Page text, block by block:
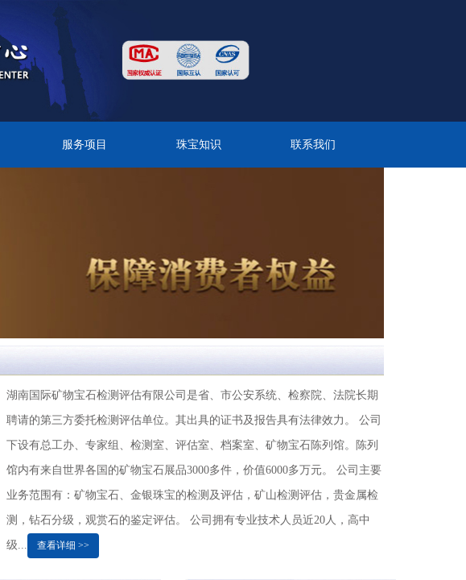
服务项目 珠宝知识 联系我们
湖南国际矿物宝石检测评估有限公司是省、市公安系统、检察院、法院长期
聘请的第三方委托检测评估单位。其出具的证书及报告具有法律效力。 公司
下设有总工办、专家组、检测室、评估室、档案室、矿物宝石陈列馆。陈列
馆内有来自世界各国的矿物宝石展品3000多件，价值6000多万元。 公司主要
业务范围有：矿物宝石、金银珠宝的检测及评估，矿山检测评估，贵金属检
测，钻石分级，观赏石的鉴定评估。 公司拥有专业技术人员近20人，高中
级... 查看详细 >>